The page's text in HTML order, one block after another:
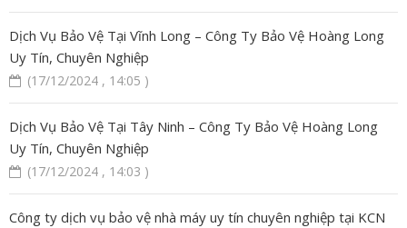
Dịch Vụ Bảo Vệ Tại Vĩnh Long – Công Ty Bảo Vệ Hoàng Long
Uy Tín, Chuyên Nghiệp
(17/12/2024 , 14:05 )
Dịch Vụ Bảo Vệ Tại Tây Ninh – Công Ty Bảo Vệ Hoàng Long
Uy Tín, Chuyên Nghiệp
(17/12/2024 , 14:03 )
Công ty dịch vụ bảo vệ nhà máy uy tín chuyên nghiệp tại KCN